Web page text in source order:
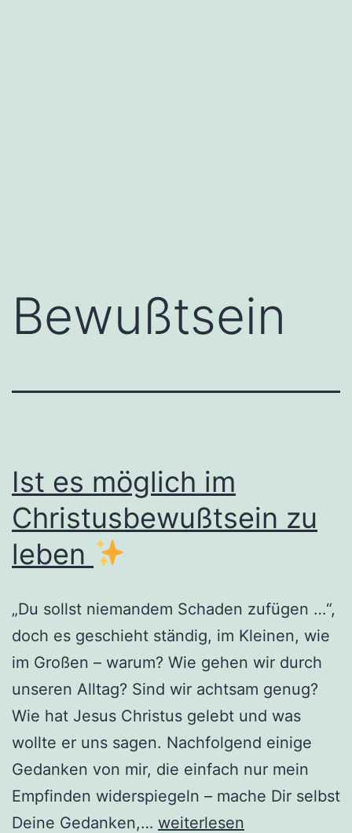
Bewußtsein
Ist es möglich im
Christusbewußtsein zu
leben
„Du sollst niemandem Schaden zufügen …“,
doch es geschieht ständig, im Kleinen, wie
im Großen – warum? Wie gehen wir durch
unseren Alltag? Sind wir achtsam genug?
Wie hat Jesus Christus gelebt und was
wollte er uns sagen. Nachfolgend einige
Gedanken von mir, die einfach nur mein
Empfinden widerspiegeln – mache Dir selbst
Deine Gedanken,… Ist
weiterlesen